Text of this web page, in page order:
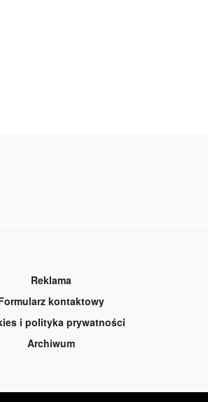
Reklama
kontaktowy
i polityka prywatności
Archiwum